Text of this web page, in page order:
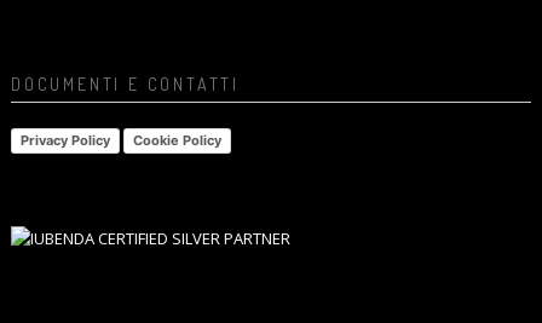
DOCUMENTI E CONTATTI
Privacy Policy Cookie Policy